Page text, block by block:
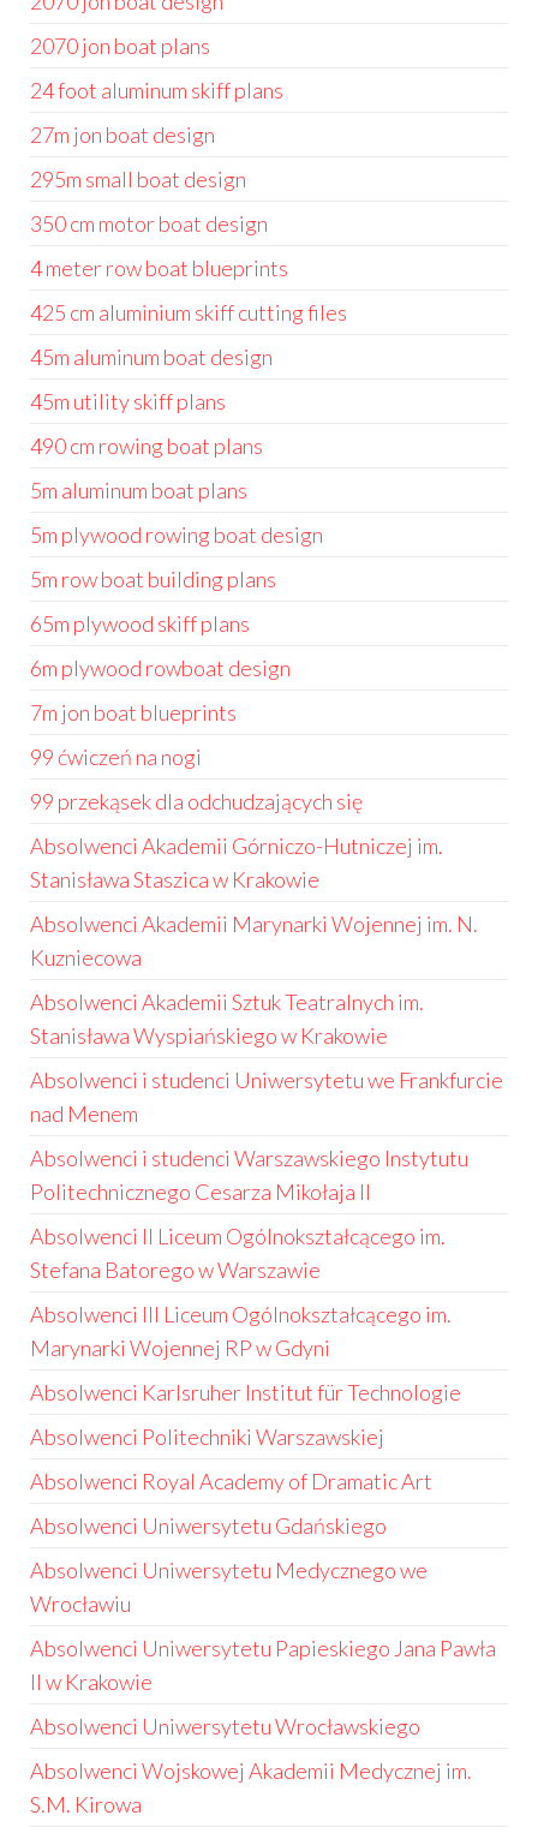
2070 jon boat plans
24 foot aluminum skiff plans
27m jon boat design
295m small boat design
350 cm motor boat design
4 meter row boat blueprints
425 cm aluminium skiff cutting files
45m aluminum boat design
45m utility skiff plans
490 cm rowing boat plans
5m aluminum boat plans
5m plywood rowing boat design
5m row boat building plans
65m plywood skiff plans
6m plywood rowboat design
7m jon boat blueprints
99 ćwiczeń na nogi
99 przekąsek dla odchudzających się
Absolwenci Akademii Górniczo-Hutniczej im.
Stanisława Staszica w Krakowie
Absolwenci Akademii Marynarki Wojennej im. N.
Kuzniecowa
Absolwenci Akademii Sztuk Teatralnych im.
Stanisława Wyspiańskiego w Krakowie
Absolwenci i studenci Uniwersytetu we Frankfurcie
nad Menem
Absolwenci i studenci Warszawskiego Instytutu
Politechnicznego Cesarza Mikołaja II
Absolwenci II Liceum Ogólnokształcącego im.
Stefana Batorego w Warszawie
Absolwenci III Liceum Ogólnokształcącego im.
Marynarki Wojennej RP w Gdyni
Absolwenci Karlsruher Institut für Technologie
Absolwenci Politechniki Warszawskiej
Absolwenci Royal Academy of Dramatic Art
Absolwenci Uniwersytetu Gdańskiego
Absolwenci Uniwersytetu Medycznego we
Wrocławiu
Absolwenci Uniwersytetu Papieskiego Jana Pawła
II w Krakowie
Absolwenci Uniwersytetu Wrocławskiego
Absolwenci Wojskowej Akademii Medycznej im.
S.M. Kirowa